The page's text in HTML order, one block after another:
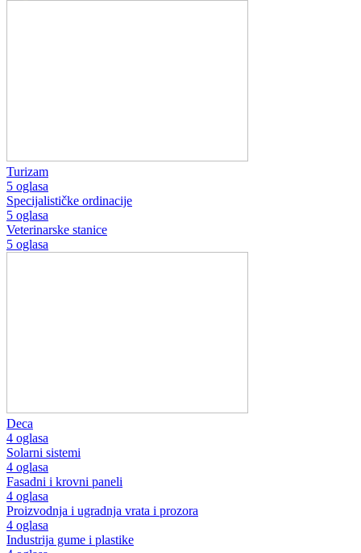
Turizam
5 oglasa
Specijalističke ordinacije
5 oglasa
Veterinarske stanice
5 oglasa
Deca
4 oglasa
Solarni sistemi
4 oglasa
Fasadni i krovni paneli
4 oglasa
Proizvodnja i ugradnja vrata i prozora
4 oglasa
Industrija gume i plastike